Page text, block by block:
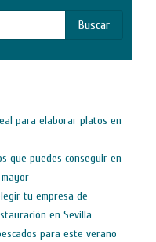
para elaborar platos en
que puedes conseguir en
tu empresa de
en Sevilla
para este verano